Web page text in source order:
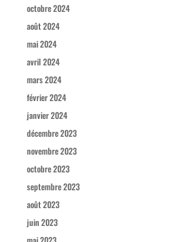
octobre 2024
août 2024
mai 2024
avril 2024
mars 2024
février 2024
janvier 2024
décembre 2023
novembre 2023
octobre 2023
septembre 2023
août 2023
juin 2023